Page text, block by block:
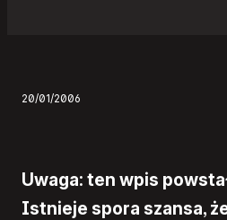
20/01/2006
Uwaga: ten wpis
Istnieje spora szansa,